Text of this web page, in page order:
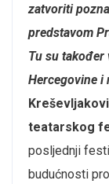
zatvoriti
predstavom
Tu su također
Hercegovine i
teatarskog
posljednji
budućnosti